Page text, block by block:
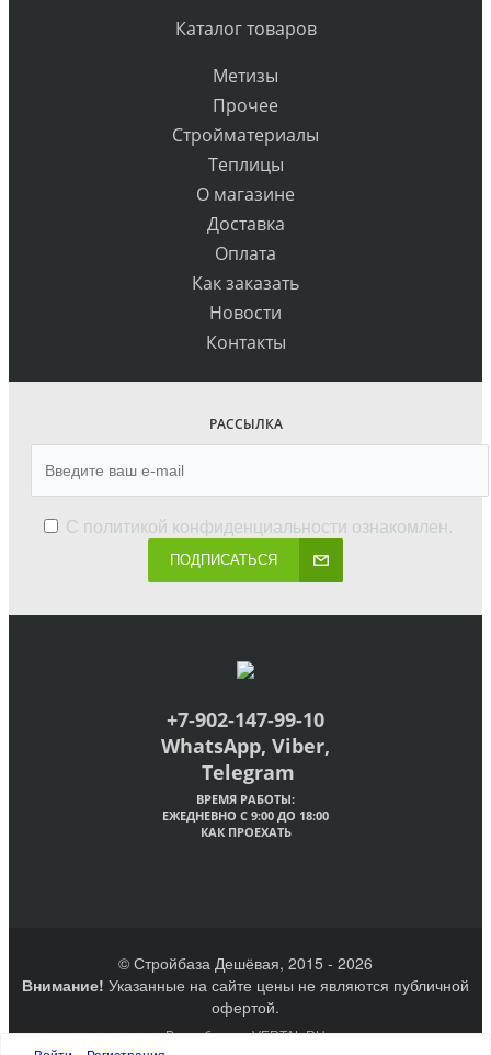
Каталог товаров
Метизы
Прочее
Стройматериалы
Теплицы
О магазине
Доставка
Оплата
Как заказать
Новости
Контакты
РАССЫЛКА
С политикой конфиденциальности ознакомлен.
ПОДПИСАТЬСЯ
+7-902-147-99-10
WhatsApp, Viber,
Telegram
ВРЕМЯ РАБОТЫ:
ЕЖЕДНЕВНО С 9:00 ДО 18:00
КАК ПРОЕХАТЬ
© Стройбаза Дешёвая, 2015 - 2026
Внимание! Указанные на сайте цены не являются публичной
офертой.
Разработано VERTAL.RU